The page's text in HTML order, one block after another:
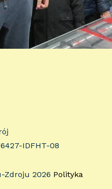
IDFHT-08
Zdroju 2026 Polityka